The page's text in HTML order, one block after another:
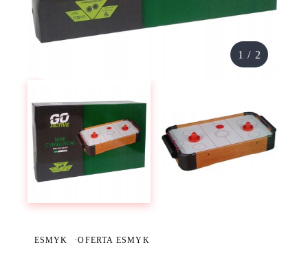
1 / 2
ESMYK ·OFERTA ESMYK